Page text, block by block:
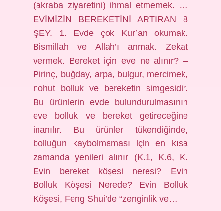
(akraba ziyaretini) ihmal etmemek. …
EVİMİZİN BEREKETİNİ ARTIRAN 8
ŞEY. 1. Evde çok Kur’an okumak.
Bismillah ve Allah’ı anmak. Zekat
vermek. Bereket için eve ne alınır? –
Pirinç, buğday, arpa, bulgur, mercimek,
nohut bolluk ve bereketin simgesidir.
Bu ürünlerin evde bulundurulmasının
eve bolluk ve bereket getireceğine
inanılır. Bu ürünler tükendiğinde,
bolluğun kaybolmaması için en kısa
zamanda yenileri alınır (K.1, K.6, K.
Evin bereket köşesi neresi? Evin
Bolluk Köşesi Nerede? Evin Bolluk
Köşesi, Feng Shui’de “zenginlik ve…